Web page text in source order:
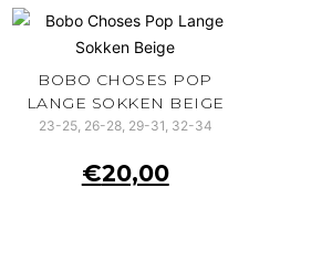
BOBO CHOSES POP
LANGE SOKKEN BEIGE
23-25, 26-28, 29-31, 32-34
€20,00